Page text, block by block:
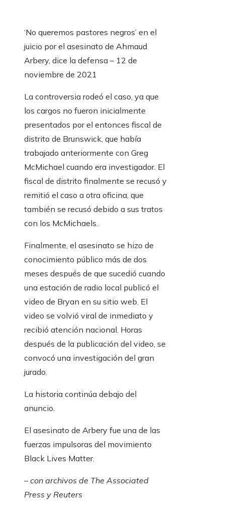
‘No queremos pastores negros’ en el
juicio por el asesinato de Ahmaud
Arbery, dice la defensa – 12 de
noviembre de 2021
La controversia rodeó el caso, ya que
los cargos no fueron inicialmente
presentados por el entonces fiscal de
distrito de Brunswick, que había
trabajado anteriormente con Greg
McMichael cuando era investigador. El
fiscal de distrito finalmente se recusó y
remitió el caso a otra oficina, que
también se recusó debido a sus tratos
con los McMichaels.
Finalmente, el asesinato se hizo de
conocimiento público más de dos
meses después de que sucedió cuando
una estación de radio local publicó el
video de Bryan en su sitio web. El
video se volvió viral de inmediato y
recibió atención nacional. Horas
después de la publicación del video, se
convocó una investigación del gran
jurado.
La historia continúa debajo del
anuncio.
El asesinato de Arbery fue una de las
fuerzas impulsoras del movimiento
Black Lives Matter.
– con archivos de The Associated
Press y Reuters